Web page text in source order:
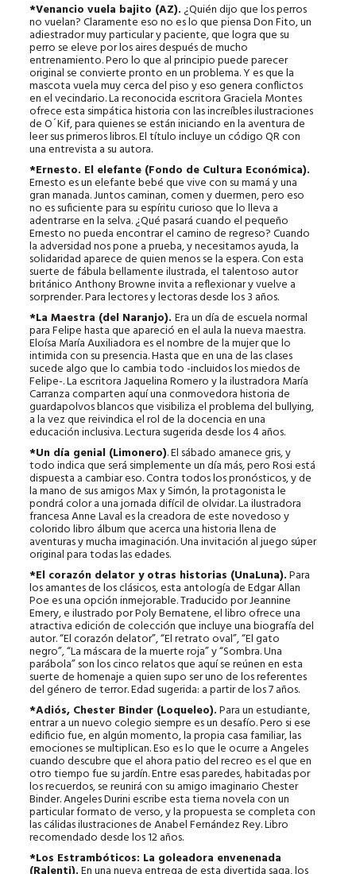
*Venancio vuela bajito (AZ). ¿Quién dijo que los perros
no vuelan? Claramente eso no es lo que piensa Don Fito, un
adiestrador muy particular y paciente, que logra que su
perro se eleve por los aires después de mucho
entrenamiento. Pero lo que al principio puede parecer
original se convierte pronto en un problema. Y es que la
mascota vuela muy cerca del piso y eso genera conflictos
en el vecindario. La reconocida escritora Graciela Montes
ofrece esta simpática historia con las increíbles ilustraciones
de O´Kif, para quienes se están iniciando en la aventura de
leer sus primeros libros. El título incluye un código QR con
una entrevista a su autora.
*Ernesto. El elefante (Fondo de Cultura Económica).
Ernesto es un elefante bebé que vive con su mamá y una
gran manada. Juntos caminan, comen y duermen, pero eso
no es suficiente para su espíritu curioso que lo lleva a
adentrarse en la selva. ¿Qué pasará cuando el pequeño
Ernesto no pueda encontrar el camino de regreso? Cuando
la adversidad nos pone a prueba, y necesitamos ayuda, la
solidaridad aparece de quien menos se la espera. Con esta
suerte de fábula bellamente ilustrada, el talentoso autor
británico Anthony Browne invita a reflexionar y vuelve a
sorprender. Para lectores y lectoras desde los 3 años.
*La Maestra (del Naranjo).Era un día de escuela normal
para Felipe hasta que apareció en el aula la nueva maestra.
Eloísa María Auxiliadora es el nombre de la mujer que lo
intimida con su presencia. Hasta que en una de las clases
sucede algo que lo cambia todo -incluidos los miedos de
Felipe-. La escritora Jaquelina Romero y la ilustradora María
Carranza comparten aquí una conmovedora historia de
guardapolvos blancos que visibiliza el problema del bullying,
a la vez que reivindica el rol de la docencia en una
educación inclusiva. Lectura sugerida desde los 4 años.
*Un día genial (Limonero). El sábado amanece gris, y
todo indica que será simplemente un día más, pero Rosi está
dispuesta a cambiar eso. Contra todos los pronósticos, y de
la mano de sus amigos Max y Simón, la protagonista le
pondrá color a una jornada difícil de olvidar. La ilustradora
francesa Anne Laval es la creadora de este novedoso y
colorido libro álbum que acerca una historia llena de
aventuras y mucha imaginación. Una invitación al juego súper
original para todas las edades.
*El corazón delator y otras historias (UnaLuna).Para
los amantes de los clásicos, esta antología de Edgar Allan
Poe es una opción inmejorable. Traducido por Jeannine
Emery, e ilustrado por Poly Bernatene, el libro ofrece una
atractiva edición de colección que incluye una biografía del
autor. “El corazón delator”, “El retrato oval”, “El gato
negro”, “La máscara de la muerte roja” y “Sombra. Una
parábola” son los cinco relatos que aquí se reúnen en esta
suerte de homenaje a quien supo ser uno de los referentes
del género de terror. Edad sugerida: a partir de los 7 años.
*Adiós, Chester Binder (Loqueleo).Para un estudiante,
entrar a un nuevo colegio siempre es un desafío. Pero si ese
edificio fue, en algún momento, la propia casa familiar, las
emociones se multiplican. Eso es lo que le ocurre a Angeles
cuando descubre que el ahora patio del recreo es el que en
otro tiempo fue su jardín. Entre esas paredes, habitadas por
los recuerdos, se reunirá con su amigo imaginario Chester
Binder. Angeles Durini escribe esta tierna novela con un
particular formato de verso, y la propuesta se completa con
las cálidas ilustraciones de Anabel Fernández Rey. Libro
recomendado desde los 12 años.
*Los Estrambóticos: La goleadora envenenada